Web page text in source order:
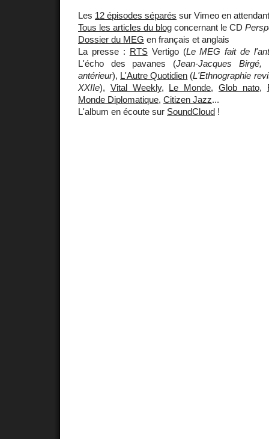
Les 12 épisodes séparés sur Vimeo en
Tous les articles du blog concernant le CD
Dossier du MEG en français et anglais
La presse : RTSVertigo (Le MEG fait de
L'écho des pavanes (Jean-Jacques Birgé,
antérieur), L'Autre Quotidien (L'Ethnographie
XXIIe), Vital Weekly, Le Monde,Glob nato,
Monde Diplomatique, Citizen Jazz...
L'album en écoute sur SoundCloud !